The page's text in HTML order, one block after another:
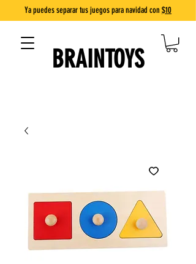
Ya puedes separar tus juegos para navidad con $10
BRAINTOYS